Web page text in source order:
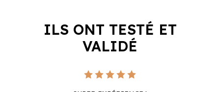
ILS ONT TESTÉ ET
VALIDÉ